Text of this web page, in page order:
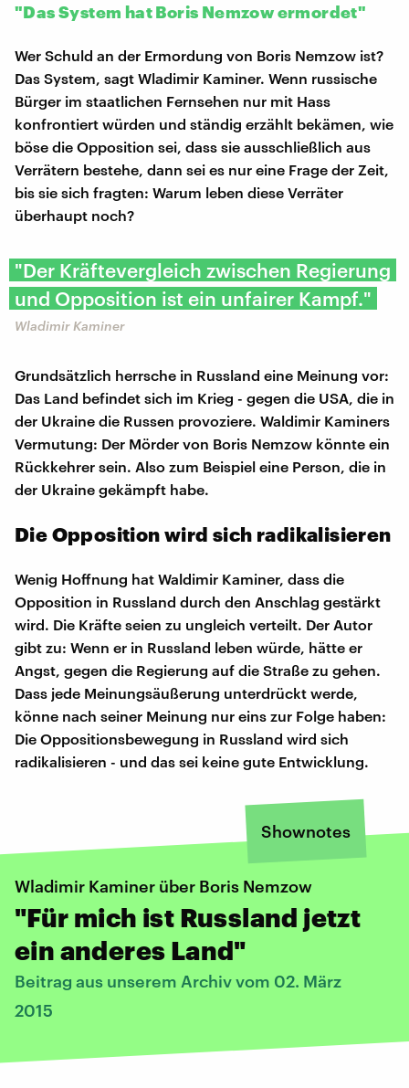
"Das System hat Boris Nemzow ermordet"
Wer Schuld an der Ermordung von Boris Nemzow ist?
Das System, sagt Wladimir Kaminer. Wenn russische
Bürger im staatlichen Fernsehen nur mit Hass
konfrontiert würden und ständig erzählt bekämen, wie
böse die Opposition sei, dass sie ausschließlich aus
Verrätern bestehe, dann sei es nur eine Frage der Zeit,
bis sie sich fragten: Warum leben diese Verräter
überhaupt noch?
"Der Kräftevergleich zwischen Regierung
und Opposition ist ein unfairer Kampf."
Wladimir Kaminer
Grundsätzlich herrsche in Russland eine Meinung vor:
Das Land befindet sich im Krieg - gegen die USA, die in
der Ukraine die Russen provoziere. Waldimir Kaminers
Vermutung: Der Mörder von Boris Nemzow könnte ein
Rückkehrer sein. Also zum Beispiel eine Person, die in
der Ukraine gekämpft habe.
Die Opposition wird sich radikalisieren
Wenig Hoffnung hat Waldimir Kaminer, dass die
Opposition in Russland durch den Anschlag gestärkt
wird. Die Kräfte seien zu ungleich verteilt. Der Autor
gibt zu: Wenn er in Russland leben würde, hätte er
Angst, gegen die Regierung auf die Straße zu gehen.
Dass jede Meinungsäußerung unterdrückt werde,
könne nach seiner Meinung nur eins zur Folge haben:
Die Oppositionsbewegung in Russland wird sich
radikalisieren - und das sei keine gute Entwicklung.
Shownotes
Wladimir Kaminer über Boris Nemzow
"Für mich ist Russland jetzt
ein anderes Land"
Beitrag aus unserem Archiv vom 02. März
2015